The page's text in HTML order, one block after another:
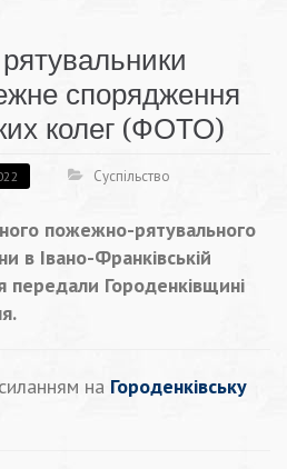
рятувальники
спорядження
колег (ФОТО)
Суспільство
пожежно-рятувального
в Івано-Франківській
передали Городенківщині
на Городенківську